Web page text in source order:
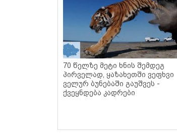
70 წელზე მეტი ხნის შემდეგ
პირველად, ყაზახეთში ვეფხვი
ველურ ბუნებაში გაუშვეს -
ქვეყნდება კადრები